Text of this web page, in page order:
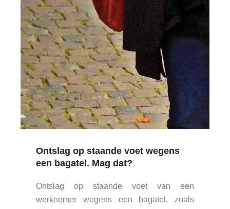
Ontslag op staande voet wegens
een bagatel. Mag dat?
Ontslag op staande voet van een
werknemer wegens een bagatel, zoals